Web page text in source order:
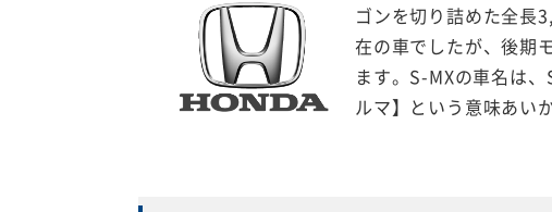
ゴンを切り詰めた全長
在の車でしたが、後期
ます。S-MXの車名は
ルマ】という意味あい